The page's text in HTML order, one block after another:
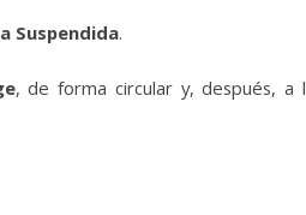
Suspendida.
, de forma circular y, después, a